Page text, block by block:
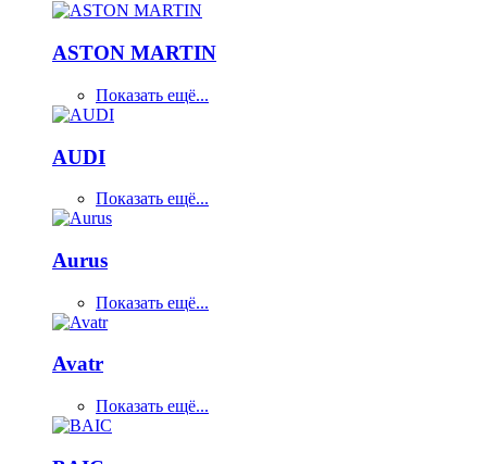
ASTON MARTIN
Показать ещё...
AUDI
Показать ещё...
Aurus
Показать ещё...
Avatr
Показать ещё...